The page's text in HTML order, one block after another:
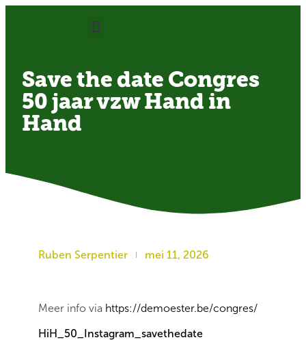
Save the date Congres
50 jaar vzw Hand in
Hand
Ruben Serpentier mei 11, 2026
Meer info via https://demoester.be/congres/
HiH_50_Instagram_savethedate